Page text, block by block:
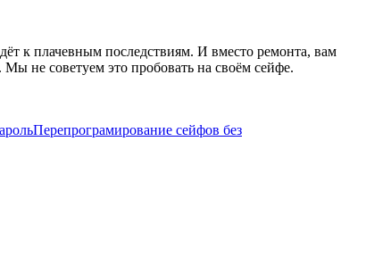
к плачевным последствиям. И вместо ремонта, вам
не советуем это пробовать на своём сейфе.
Перепрограмирование сейфов без